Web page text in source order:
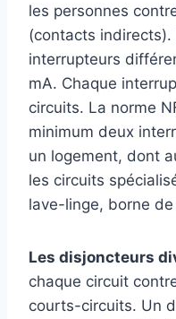
les personnes
(contacts
interrupteurs
mA. Chaque
circuits. La norme
minimum deux
un logement, dont
les circuits
lave-linge, borne
Les disjoncteurs
chaque circuit
courts-circuits. Un